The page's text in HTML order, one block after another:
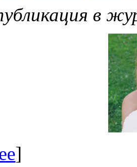
в
]